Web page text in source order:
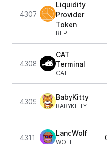
4307
Liquidity
Provider
Token
RLP
4308
CAT
Terminal
CAT
4309
BabyKitty
BABYKITTY
4311
LandWolf
WOLF